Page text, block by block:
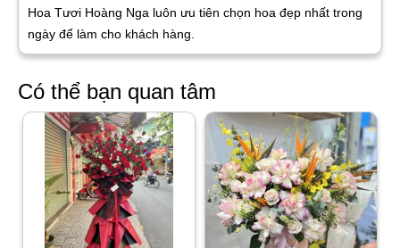
Hoa Tươi Hoàng Nga luôn ưu tiên chọn hoa đẹp nhất trong
ngày để làm cho khách hàng.
Có thể bạn quan tâm